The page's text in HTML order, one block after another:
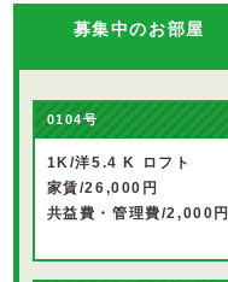
募集中のお部屋
0104号
1K/洋5.4 K ロフト
家賃/26,000円
共益費・管理費/2,000円